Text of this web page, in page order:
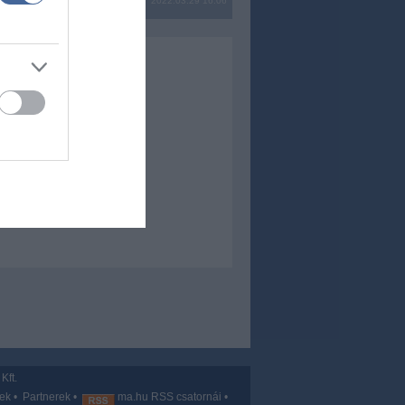
• Partnerek• ma.hu RSS csatornái •